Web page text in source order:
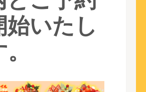
始いたし